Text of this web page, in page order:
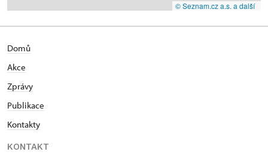
© Seznam.cz a.s. a další
Domů
Akce
Zprávy
Publikace
Kontakty
KONTAKT